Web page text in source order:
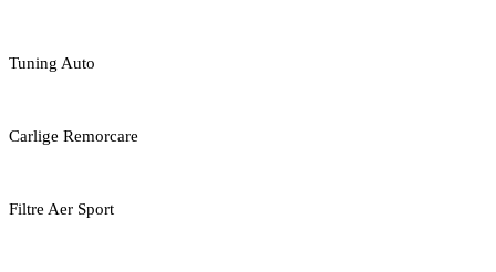
Tuning Auto
Carlige Remorcare
Filtre Aer Sport